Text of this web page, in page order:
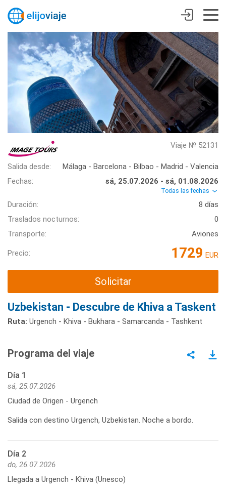
Viaje № 52131
Salida desde:
Málaga - Barcelona - Bilbao - Madrid - Valencia
Fechas:
sá, 25.07.2026 - sá, 01.08.2026
Todas las fechas
Duración:
8 días
Traslados nocturnos:
0
Transporte:
Aviones
Precio: 1729 EUR
Solicitar
Uzbekistan - Descubre de Khiva a Taskent
Ruta: Urgench - Khiva - Bukhara - Samarcanda - Tashkent
Programa del viaje
Día 1
sá, 25.07.2026
Ciudad de Origen - Urgench
Salida con destino Urgench, Uzbekistan. Noche a bordo.
Día 2
do, 26.07.2026
Llegada a Urgench - Khiva (Unesco)